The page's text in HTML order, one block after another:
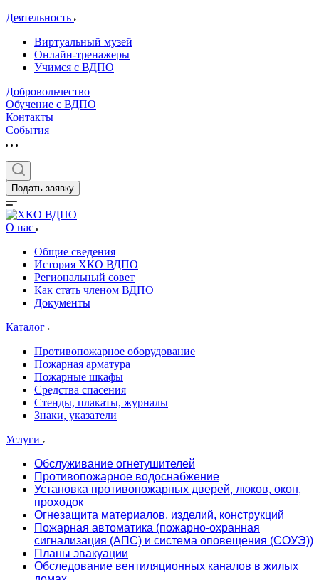
Деятельность
Виртуальный музей
Онлайн-тренажеры
Учимся с ВДПО
Добровольчество
Обучение с ВДПО
Контакты
События
Подать заявку
О нас
Общие сведения
История ХКО ВДПО
Региональный совет
Как стать членом ВДПО
Документы
Каталог
Противопожарное оборудование
Пожарная арматура
Пожарные шкафы
Средства спасения
Стенды, плакаты, журналы
Знаки, указатели
Услуги
Обслуживание огнетушителей
Противопожарное водоснабжение
Установка противопожарных дверей, люков, окон,
проходок
Огнезащита материалов, изделий, конструкций
Пожарная автоматика (пожарно-охранная
сигнализация (АПС) и система оповещения (СОУЭ))
Планы эвакуации
Обследование вентиляционных каналов в жилых